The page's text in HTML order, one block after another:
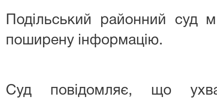
Подільський районний суд
поширену інформацію.
Суд повідомляє, що